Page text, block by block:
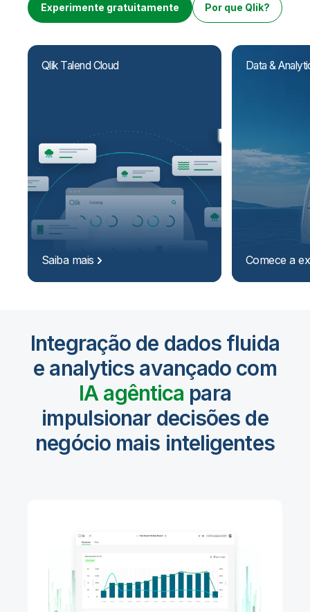
Onboarding
Documentação do Produto
Sala de Imprensa
Escritórios Globais
Qlik
Talend
Experimente gratuitamente Por que Qlik?
Qlik Talend Cloud
Saiba mais
Data &
Comece a
Integração de dados fluida
e analytics avançado com
IA agêntica para
impulsionar decisões de
negócio mais inteligentes